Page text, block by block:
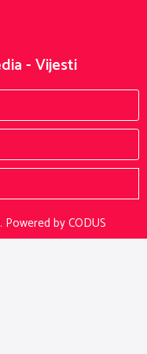
Powered by CODUS
- Vijesti